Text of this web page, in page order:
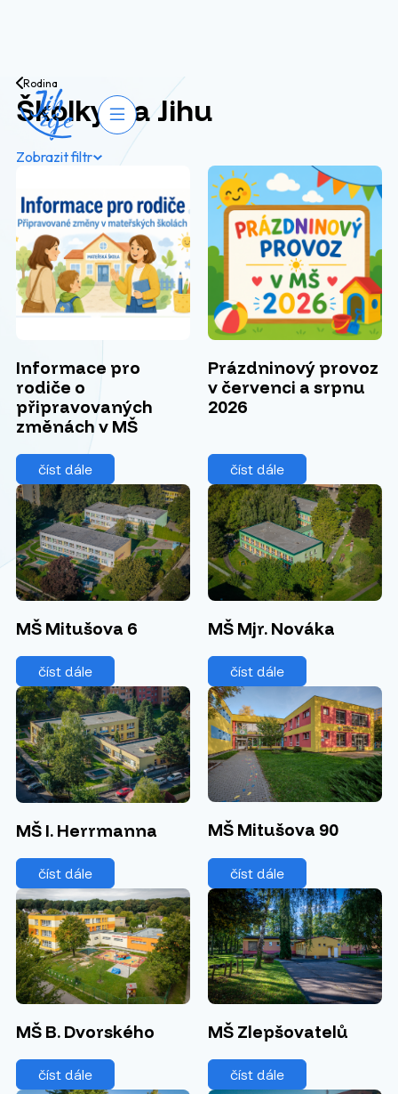
Přejít na obsah
Otevřít navigaci
Rodina
Školky na Jihu
Zobrazit filtr
Informace pro
rodiče o
připravovaných
změnách v MŠ
číst dále
Prázdninový provoz
v červenci a srpnu
2026
číst dále
MŠ Mitušova 6
číst dále
MŠ Mjr. Nováka
číst dále
MŠ I. Herrmanna
číst dále
MŠ Mitušova 90
číst dále
MŠ B. Dvorského
číst dále
MŠ Zlepšovatelů
číst dále